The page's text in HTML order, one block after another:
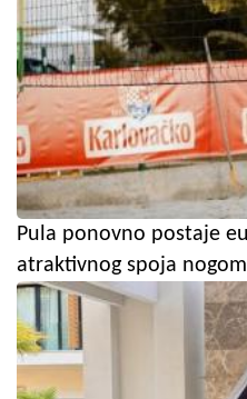
Pula ponovno postaje
atraktivnog spoja